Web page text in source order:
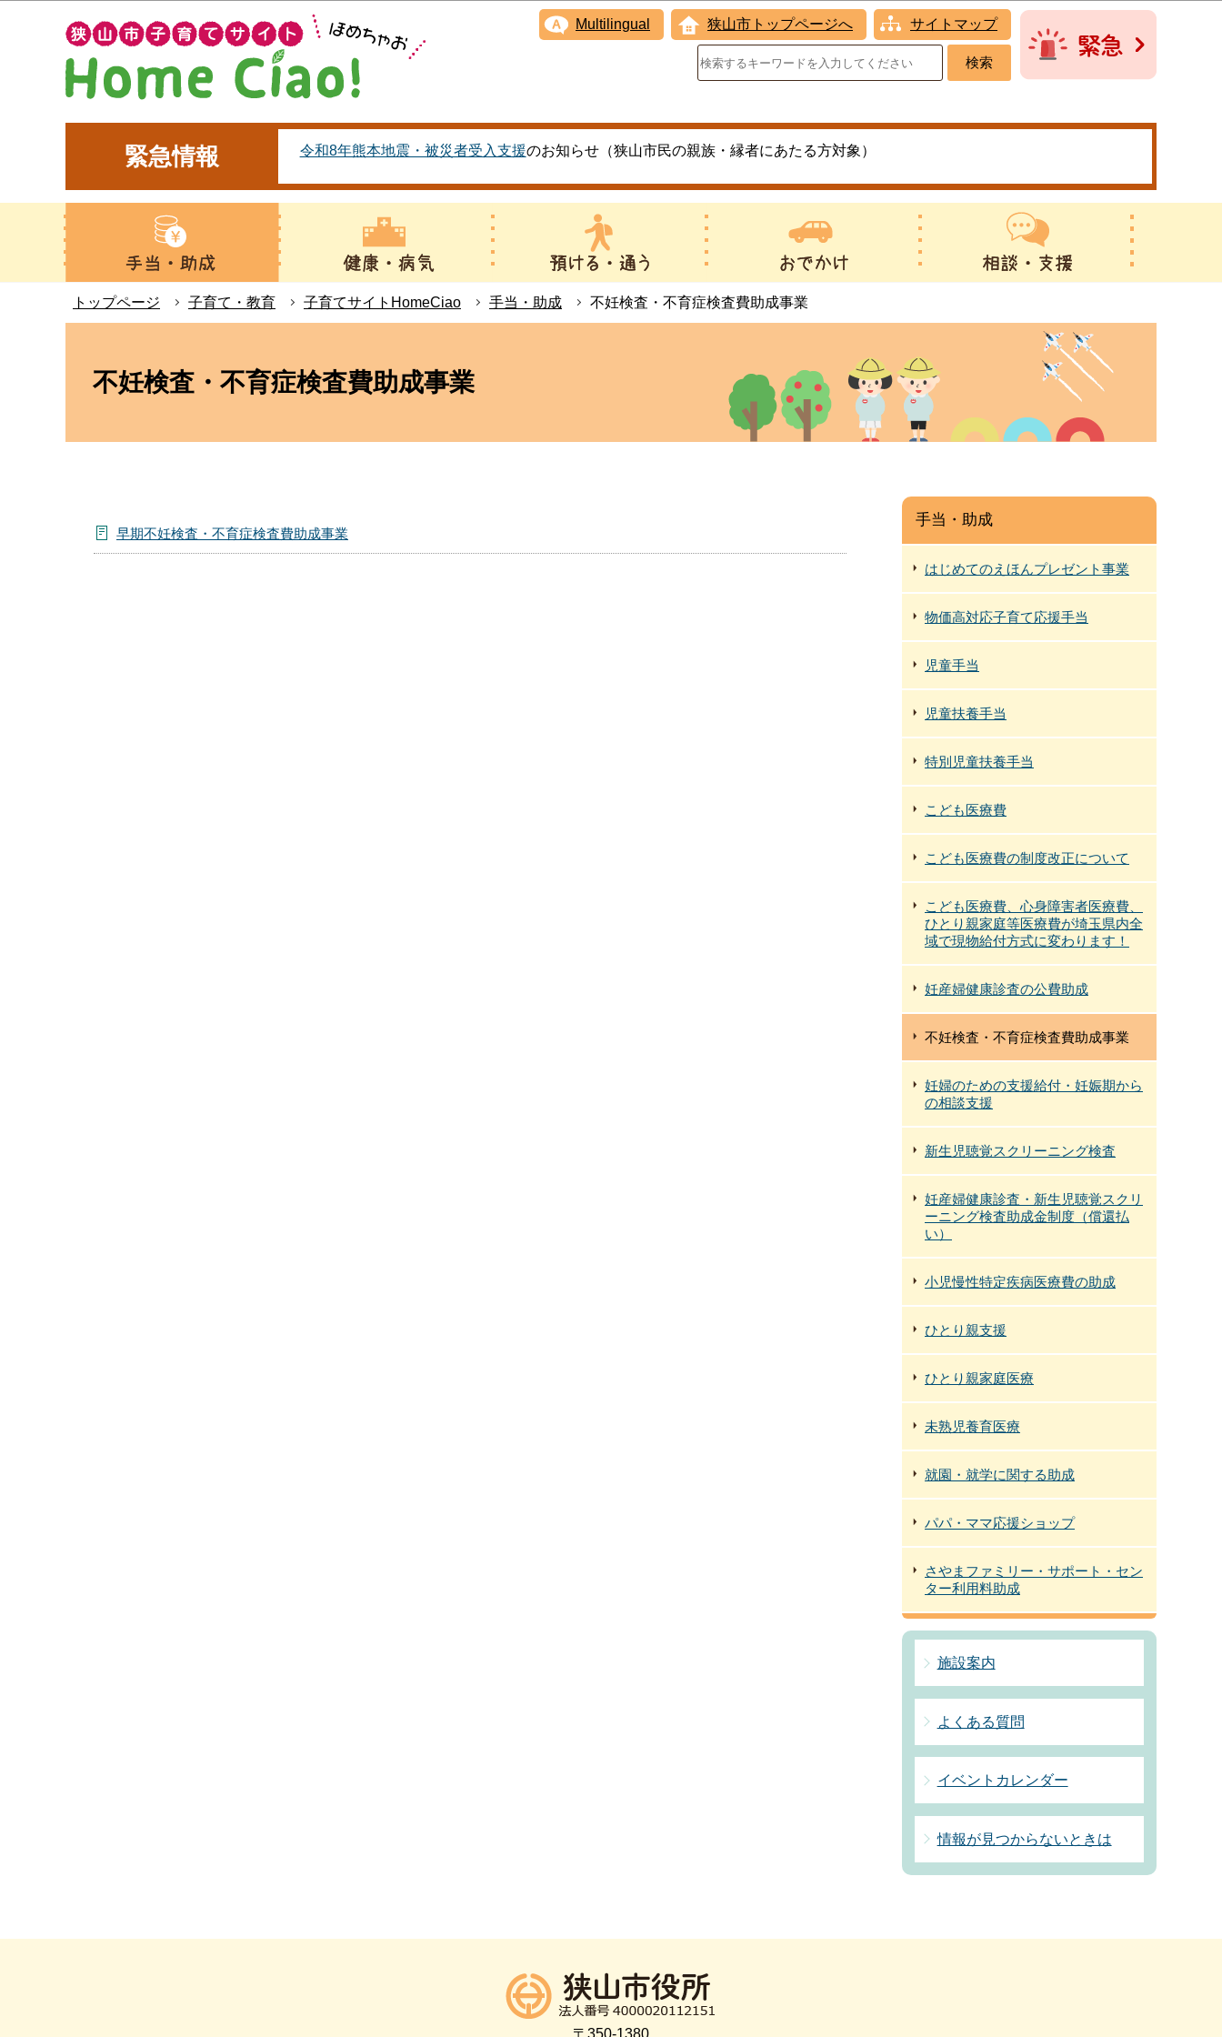
このページの本文へ移動
Multilingual 狭山市トップページへ サイトマップ
緊急情報 令和8年熊本地震・被災者受入支援のお知らせ（狭山市民の親族・縁者にあたる方対象）
トップページ 子育て・教育 子育てサイトHomeCiao 手当・助成 不妊検査・不育症検査費助成事業
不妊検査・不育症検査費助成事業
早期不妊検査・不育症検査費助成事業
手当・助成
はじめてのえほんプレゼント事業
物価高対応子育て応援手当
児童手当
児童扶養手当
特別児童扶養手当
こども医療費
こども医療費の制度改正について
こども医療費、心身障害者医療費、
ひとり親家庭等医療費が埼玉県内全
域で現物給付方式に変わります！
妊産婦健康診査の公費助成
不妊検査・不育症検査費助成事業
妊婦のための支援給付・妊娠期から
の相談支援
新生児聴覚スクリーニング検査
妊産婦健康診査・新生児聴覚スクリ
ーニング検査助成金制度（償還払
い）
小児慢性特定疾病医療費の助成
ひとり親支援
ひとり親家庭医療
未熟児養育医療
就園・就学に関する助成
パパ・ママ応援ショップ
さやまファミリー・サポート・セン
ター利用料助成
施設案内
よくある質問
イベントカレンダー
情報が見つからないときは
〒350-1380